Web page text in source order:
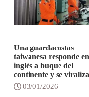
Una guardacostas
taiwanesa responde en
inglés a buque del
continente y se viraliza
03/01/2026